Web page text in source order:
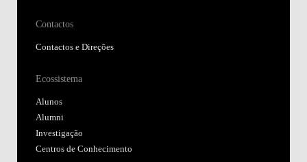
Contactos
Contactos e Direções
Ecossistema
Alunos
Alumni
Investigação
Centros de Conhecimento